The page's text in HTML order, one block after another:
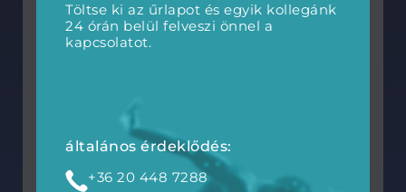
Töltse ki az űrlapot és egyik kollegánk
24 órán belül felveszi önnel a
kapcsolatot.
általános érdeklődés:
+36 20 448 7288